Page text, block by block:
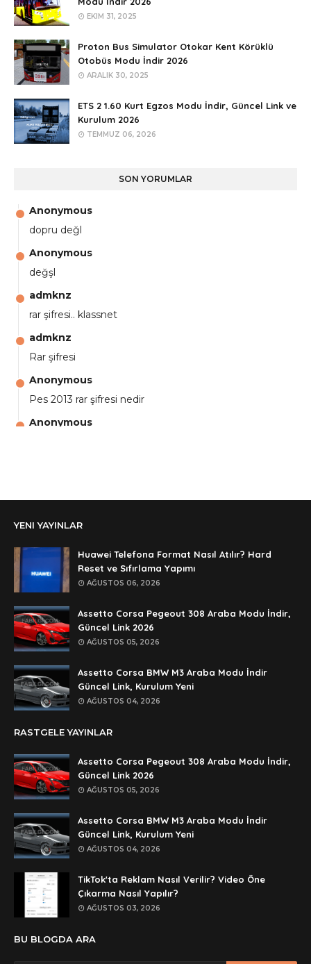
EKIM 31, 2025
Proton Bus Simulator Otokar Kent Körüklü
Otobüs Modu İndir 2026
ARALIK 30, 2025
ETS 2 1.60 Kurt Egzos Modu İndir, Güncel Link ve
Kurulum 2026
TEMMUZ 06, 2026
SON YORUMLAR
Anonymous
dopru değl
Anonymous
değşl
admknz
rar şifresi.. klassnet
admknz
Rar şifresi
Anonymous
Pes 2013 rar şifresi nedir
Anonymous
şifre ?
Anonymous
şifre ögrenebilirmiyim
Anonymous
🥰🥰🥰
Anonymous
dedezıplatan31 beğend👌
Anonymous
rar dosyasının şifresi nedir
Anonymous
lan şifre ne şifre
şifre ne
YENI YAYINLAR
Huawei Telefona Format Nasıl Atılır? Hard
Reset ve Sıfırlama Yapımı
AĞUSTOS 06, 2026
Assetto Corsa Pegeout 308 Araba Modu İndir,
Güncel Link 2026
AĞUSTOS 05, 2026
Assetto Corsa BMW M3 Araba Modu İndir
Güncel Link, Kurulum Yeni
AĞUSTOS 04, 2026
RASTGELE YAYINLAR
Assetto Corsa Pegeout 308 Araba Modu İndir,
Güncel Link 2026
AĞUSTOS 05, 2026
Assetto Corsa BMW M3 Araba Modu İndir
Güncel Link, Kurulum Yeni
AĞUSTOS 04, 2026
TikTok'ta Reklam Nasıl Verilir? Video Öne
Çıkarma Nasıl Yapılır?
AĞUSTOS 03, 2026
BU BLOGDA ARA